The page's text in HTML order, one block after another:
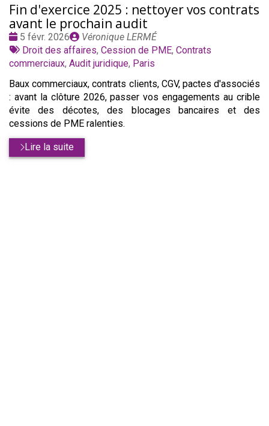
Fin d'exercice 2025 : nettoyer vos contrats
avant le prochain audit
Date
:
5 févr. 2026
Publié
par
Véronique LERMÉ
Tags
:
Droit des affaires, Cession de PME, Contrats
commerciaux, Audit juridique, Paris
Baux commerciaux, contrats clients, CGV, pactes d'associés
: avant la clôture 2026, passer vos engagements au crible
évite des décotes, des blocages bancaires et des
cessions de PME ralenties.
Lire la suite